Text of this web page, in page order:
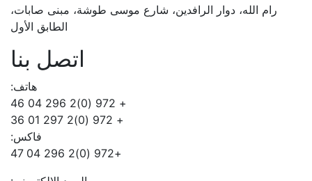
رام الله، دوار الرافدين، شارع موسى طوشة، مبنى صابات،
الطابق الأول
اتصل بنا
هاتف:
+ 972 (0)2 296 04 46
+ 972 (0)2 297 01 36
فاكس:
+972 (0)2 296 04 47